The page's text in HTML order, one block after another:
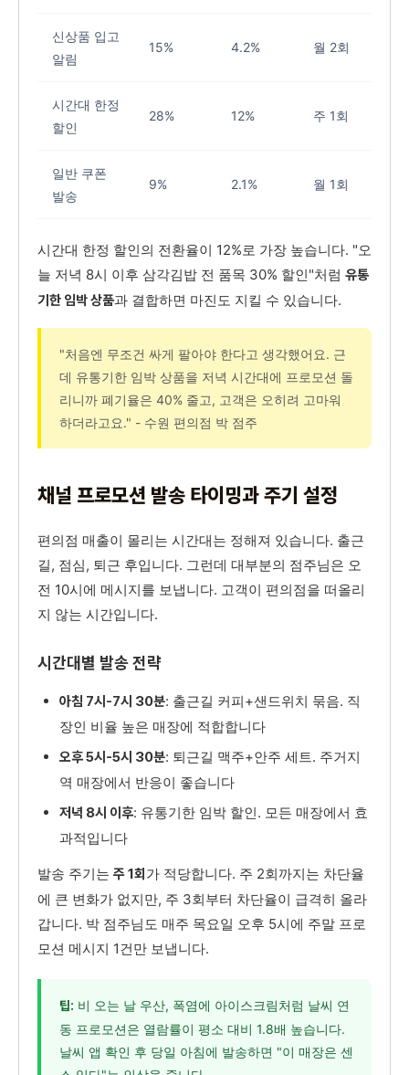
신상품 입고
알림
15% 4.2% 월 2회
시간대 한정
할인
28% 12% 주 1회
일반 쿠폰
발송
9% 2.1% 월 1회
시간대 한정 할인의 전환율이 12%로 가장 높습니다. "오
늘 저녁 8시 이후 삼각김밥 전 품목 30% 할인"처럼 유통
기한 임박 상품과 결합하면 마진도 지킬 수 있습니다.
"처음엔 무조건 싸게 팔아야 한다고 생각했어요. 근
데 유통기한 임박 상품을 저녁 시간대에 프로모션 돌
리니까 폐기율은 40% 줄고, 고객은 오히려 고마워
하더라고요." - 수원 편의점 박 점주
채널 프로모션 발송 타이밍과 주기 설정
편의점 매출이 몰리는 시간대는 정해져 있습니다. 출근
길, 점심, 퇴근 후입니다. 그런데 대부분의 점주님은 오
전 10시에 메시지를 보냅니다. 고객이 편의점을 떠올리
지 않는 시간입니다.
시간대별 발송 전략
아침 7시-7시 30분: 출근길 커피+샌드위치 묶음. 직
장인 비율 높은 매장에 적합합니다
오후 5시-5시 30분: 퇴근길 맥주+안주 세트. 주거지
역 매장에서 반응이 좋습니다
저녁 8시 이후: 유통기한 임박 할인. 모든 매장에서 효
과적입니다
발송 주기는 주 1회 가 적당합니다. 주 2회까지는 차단율
에 큰 변화가 없지만, 주 3회부터 차단율이 급격히 올라
갑니다. 박 점주님도 매주 목요일 오후 5시에 주말 프로
모션 메시지 1건만 보냅니다.
팁: 비 오는 날 우산, 폭염에 아이스크림처럼 날씨 연
동 프로모션은 열람률이 평소 대비 1.8배 높습니다.
날씨 앱 확인 후 당일 아침에 발송하면 "이 매장은 센